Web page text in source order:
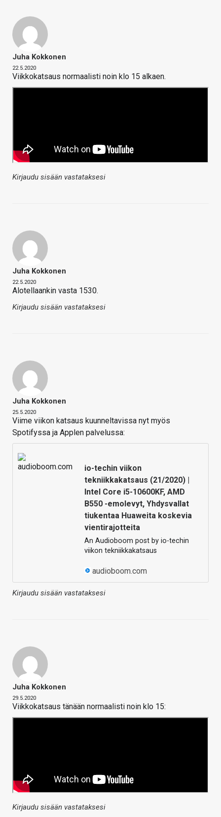
Juha Kokkonen
22.5.2020
Viikkokatsaus normaalisti noin klo 15 alkaen.
Kirjaudu sisään vastataksesi
Juha Kokkonen
22.5.2020
Alotellaankin vasta 1530.
Kirjaudu sisään vastataksesi
Juha Kokkonen
25.5.2020
Viime viikon katsaus kuunneltavissa nyt myös
Spotifyssa ja Applen palvelussa:
io-techin viikon
tekniikkakatsaus (21/2020) |
Intel Core i5-10600KF, AMD
B550 -emolevyt, Yhdysvallat
tiukentaa Huaweita koskevia
vientirajotteita
An Audioboom post by io-techin
viikon tekniikkakatsaus
audioboom.com
Kirjaudu sisään vastataksesi
Juha Kokkonen
29.5.2020
Viikkokatsaus tänään normaalisti noin klo 15:
Kirjaudu sisään vastataksesi